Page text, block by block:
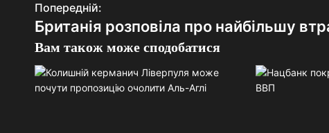
Н
а
в
і
Попередній:
Британія розповіла про найбільшу
Вам також може сподобатися